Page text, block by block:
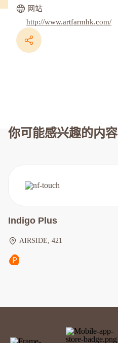
网站
http://www.artfarmhk.com/
你可能感兴趣的内容
Indigo Plus
AIRSIDE, 421